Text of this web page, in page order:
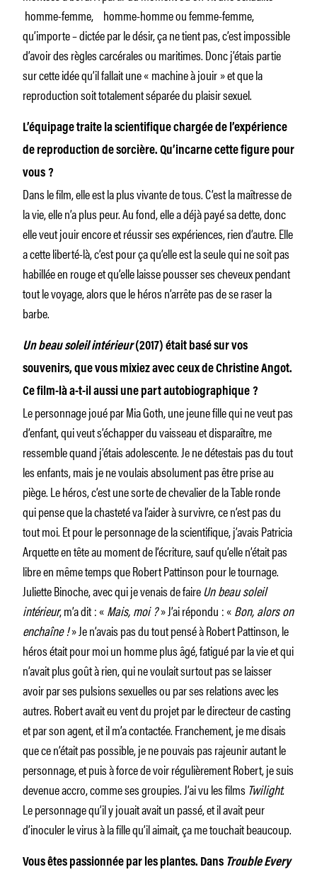
homme-femme, homme-homme ou femme-femme,
qu’importe – dictée par le désir, ça ne tient pas, c’est impossible
d’avoir des règles carcérales ou maritimes. Donc j’étais partie
sur cette idée qu’il fallait une « machine à jouir » et que la
reproduction soit totalement séparée du plaisir sexuel.
L’équipage traite la scientifique chargée de l’expérience
de reproduction de sorcière. Qu’incarne cette figure pour
vous ?
Dans le film, elle est la plus vivante de tous. C’est la maîtresse de
la vie, elle n’a plus peur. Au fond, elle a déjà payé sa dette, donc
elle veut jouir encore et réussir ses expériences, rien d’autre. Elle
a cette liberté-là, c’est pour ça qu’elle est la seule qui ne soit pas
habillée en rouge et qu’elle laisse pousser ses cheveux pendant
tout le voyage, alors que le héros n’arrête pas de se raser la
barbe.
Un beau soleil intérieur(2017) était basé sur vos
souvenirs, que vous mixiez avec ceux de Christine Angot.
Ce film-là a-t-il aussi une part autobiographique ?
Le personnage joué par Mia Goth, une jeune fille qui ne veut pas
d’enfant, qui veut s’échapper du vaisseau et disparaître, me
ressemble quand j’étais adolescente. Je ne détestais pas du tout
les enfants, mais je ne voulais absolument pas être prise au
piège. Le héros, c’est une sorte de chevalier de la Table ronde
qui pense que la chasteté va l’aider à survivre, ce n’est pas du
tout moi. Et pour le personnage de la scientifique, j’avais Patricia
Arquette en tête au moment de l’écriture, sauf qu’elle n’était pas
libre en même temps que Robert Pattinson pour le tournage.
Juliette Binoche, avec qui je venais de faireUn beau soleil
intérieur, m’a dit : «Mais, moi ?» J’ai répondu : «Bon, alors on
enchaîne !» Je n’avais pas du tout pensé à Robert Pattinson, le
héros était pour moi un homme plus âgé, fatigué par la vie et qui
n’avait plus goût à rien, qui ne voulait surtout pas se laisser
avoir par ses pulsions sexuelles ou par ses relations avec les
autres. Robert avait eu vent du projet par le directeur de casting
et par son agent, et il m’a contactée. Franchement, je me disais
que ce n’était pas possible, je ne pouvais pas rajeunir autant le
personnage, et puis à force de voir régulièrement Robert, je suis
devenue accro, comme ses groupies. J’ai vu les films Twilight.
Le personnage qu’il y jouait avait un passé, et il avait peur
d’inoculer le virus à la fille qu’il aimait, ça me touchait beaucoup.
Vous êtes passionnée par les plantes. Dans Trouble Every